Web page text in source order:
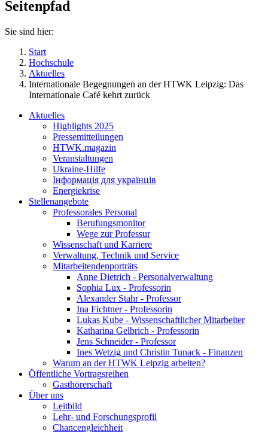
Seitenpfad
Sie sind hier:
Start
Hochschule
Aktuelles
Internationale Begegnungen an der HTWK Leipzig: Das
Internationale Café kehrt zurück
Aktuelles
Highlights 2025
Pressemitteilungen
HTWK.magazin
Veranstaltungen
Ukraine-Hilfe
Інформація для українців
Energiekrise
Stellenangebote
Professorales Personal
Berufungsmonitor
Wege zur Professur
Wissenschaft und Karriere
Verwaltung, Technik und Service
Mitarbeitendenporträts
Anne Dietrich - Personalverwaltung
Sophia Lux - Professorin
Alexander Stahr - Professor
Ina Fichtner - Professorin
Lukas Kube - Wissenschaftlicher Mitarbeiter
Katharina Gelbrich - Professorin
Jens Schneider - Professor
Ines Wetzig und Christin Tunack - Finanzen
Warum an der HTWK Leipzig arbeiten?
Öffentliche Vortragsreihen
Gasthörerschaft
Über uns
Leitbild
Lehr- und Forschungsprofil
Chancengleichheit